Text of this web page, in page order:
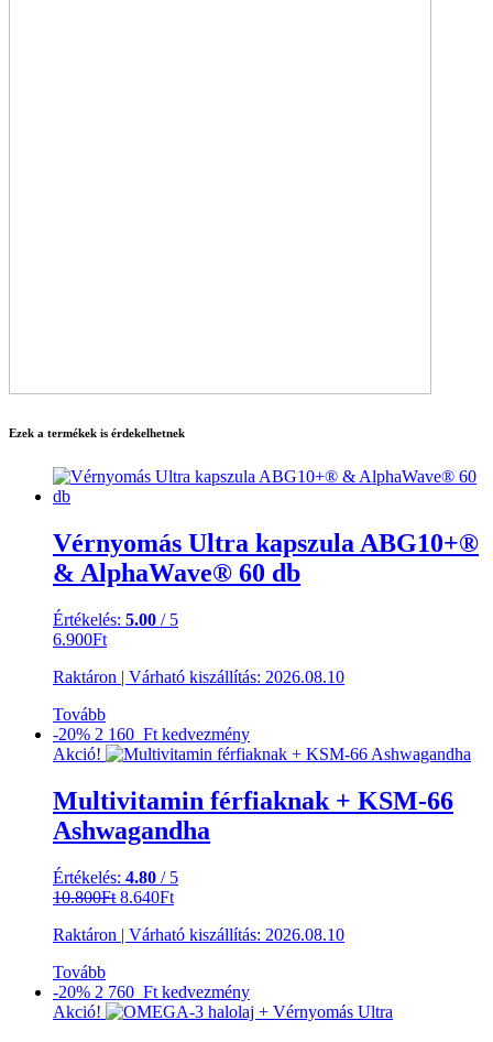
Ezek a termékek is érdekelhetnek
Vérnyomás Ultra kapszula ABG10+®
& AlphaWave® 60 db
Értékelés: 5.00 / 5
6.900Ft
Raktáron | Várható kiszállítás: 2026.08.10
Tovább
-20% 2 160 Ft kedvezmény
Akció!
Multivitamin férfiaknak + KSM-66
Ashwagandha
Értékelés: 4.80 / 5
10.800Ft Original
was:
8.640FtCurrent
is:
Raktáron | Várható kiszállítás: 2026.08.10
Tovább
-20% 2 760 Ft kedvezmény
Akció!